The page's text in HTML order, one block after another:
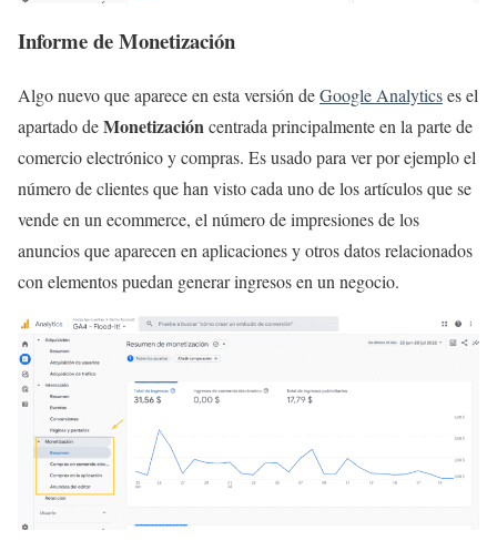
Informe de Monetización
Algo nuevo que aparece en esta versión deGoogle Analyticses el
apartado deMonetizacióncentrada principalmente en la parte de
comercio electrónico y compras. Es usado para ver por ejemplo el
número de clientes que han visto cada uno de los artículos que se
vende en un ecommerce, el número de impresiones de los
anuncios que aparecen en aplicaciones y otros datos relacionados
con elementos puedan generar ingresos en un negocio.